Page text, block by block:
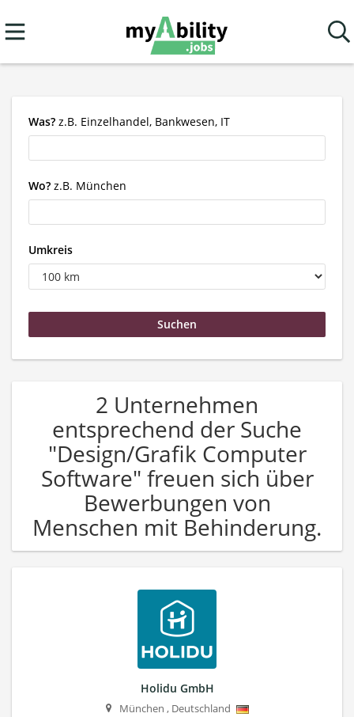
Was? z.B. Einzelhandel, Bankwesen, IT
Wo? z.B. München
Umkreis
2 Unternehmen
entsprechend der Suche
"Design/Grafik Computer
Software" freuen sich über
Bewerbungen von
Menschen mit Behinderung.
Holidu GmbH
München , Deutschland